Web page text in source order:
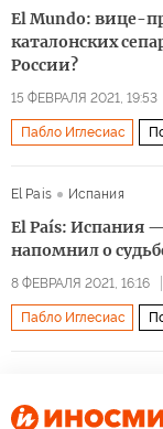
El Mundo: вице-
каталонских
России?
15 ФЕВРАЛЯ 2021, 19:53
Пабло Иглесиас
El Pais Испания
El País: Испания
напомнил о
8 ФЕВРАЛЯ 2021, 16:16
Пабло Иглесиас